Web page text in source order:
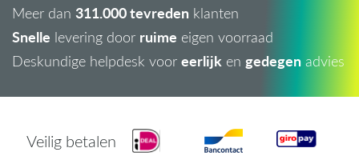
Meer dan 311.000 tevreden klanten
Snelle levering door ruime eigen voorraad
Deskundige helpdesk voor eerlijk en gedegen advies
Veilig betalen